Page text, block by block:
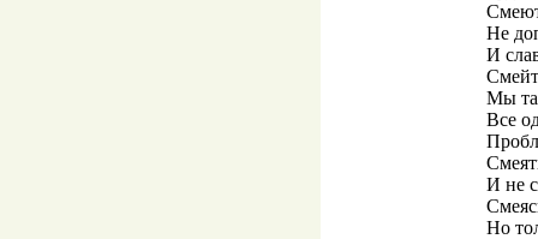
Не
И
Мы
Все
И не
Но